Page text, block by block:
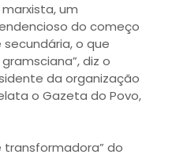
um
do começo
o que
diz o
da organização
o Gazeta do Povo,
transformadora” do